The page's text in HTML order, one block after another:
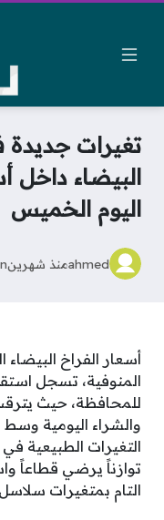
تغيرات جديدة
البيضاء داخل
اليوم الخميس
ahmedمنذ شهرين
المنوفية، تسجل
للمحافظة، حيث
والشراء اليومية
التغيرات الطبيعية
توازناً يرضي قطاعاً
التام بمتغيرات